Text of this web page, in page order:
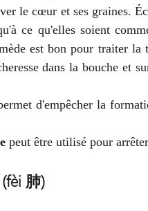
le cœur et ses graines.
ce qu'elles soient
est bon pour traiter
dans la bouche et
d'empêcher la
peut être utilisé pour
肺)